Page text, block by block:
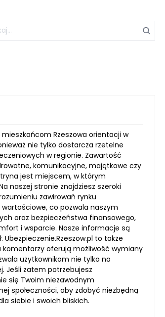
Rzeszowa orientacji w
nie tylko dostarcza rzetelne
w regionie. Zawartość
komunikacyjne, majątkowe czy
jest miejscem, w którym
naszej stronie znajdziesz szeroki
zawirowań rynku
co pozwala naszym
oraz bezpieczeństwa finansowego,
i wsparcie. Nasze informacje są
to także
oferują możliwość wymiany
użytkownikom nie tylko na
Jeśli zatem potrzebujesz
się Twoim niezawodnym
społeczności, aby zdobyć niezbędną
siebie i swoich bliskich.